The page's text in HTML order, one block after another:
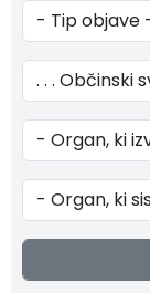
Fotogalerija
Občinska volilna
Medobčinski
Koledar dogodkov
Zapore cest
Okoljski podatki
Lokalne volitve
Strateški